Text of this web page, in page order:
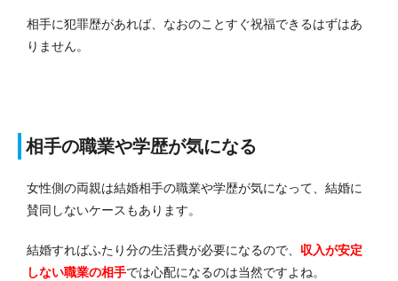
相手に犯罪歴があれば、なおのことすぐ祝福できるはずはあ
りません。
相手の職業や学歴が気になる
女性側の両親は結婚相手の職業や学歴が気になって、結婚に
賛同しないケースもあります。
結婚すればふたり分の生活費が必要になるので、 収入が安定
しない職業の相手では心配になるのは当然ですよね。